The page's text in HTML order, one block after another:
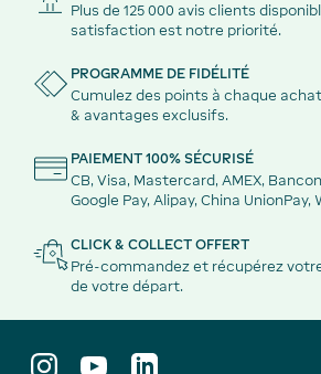
Plus de 125 000 avis clients
satisfaction est notre priorité.
PROGRAMME DE FIDÉLITÉ
Cumulez des points à chaque
& avantages exclusifs.
PAIEMENT 100% SÉCURISÉ
CB, Visa, Mastercard, AMEX,
Google Pay, Alipay, China UnionPay,
CLICK & COLLECT OFFERT
Pré-commandez et récupérez
de votre départ.